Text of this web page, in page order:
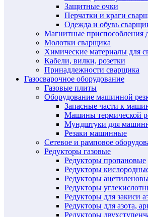
Защитные очки
Перчатки и краги
Одежда и обувь
Магнитные приспособления
Молотки сварщика
Химические материалы для
Кабели, вилки, розетки
Принадлежности сварщика
Газосварочное оборудование
Газовые плиты
Оборудование машинной
Запасные части к
Машины термической
Мундштуки для
Резаки машинные
Сетевое и рамповое
Редукторы газовые
Редукторы пропановые
Редукторы
Редукторы
Редукторы
Редукторы для закиси
Редукторы для азота,
Редукторы